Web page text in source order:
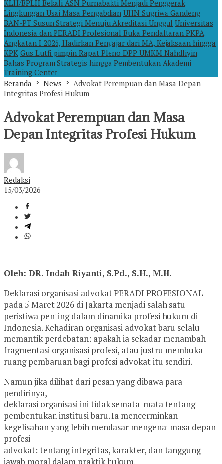
KLH/BPLH Bekali ASN Purnabakti Menjadi Penggerak
Lingkungan Usai Masa Pengabdian UHN Sugriwa Gandeng
BAN-PT Susun Strategi Menuju Akreditasi Unggul Universitas
Indonesia dan PERADI Profesional Buka Pendaftaran PKPA
Angkatan I 2026, Hadirkan Pengajar dari MA, Kejaksaan hingga
KPK Gus Lutfi pimpin Rapat Pleno DPP UMKM Nahdliyin
Bahas Program Strategis hingga Pembentukan Akademi
Training Center
Beranda
News
Advokat Perempuan dan Masa Depan
Integritas Profesi Hukum
Advokat Perempuan dan Masa
Depan Integritas Profesi Hukum
Redaksi
15/03/2026
Oleh: DR. Indah Riyanti, S.Pd., S.H., M.H.
Deklarasi organisasi advokat PERADI PROFESIONAL
pada 5 Maret 2026 di Jakarta menjadi salah satu
peristiwa penting dalam dinamika profesi hukum di
Indonesia. Kehadiran organisasi advokat baru selalu
memantik perdebatan: apakah ia sekadar menambah
fragmentasi organisasi profesi, atau justru membuka
ruang pembaruan bagi profesi advokat itu sendiri.
Namun jika dilihat dari pesan yang dibawa para
pendirinya,
deklarasi organisasi ini tidak semata-mata tentang
pembentukan institusi baru. Ia mencerminkan
kegelisahan yang lebih mendasar mengenai masa depan
profesi
advokat: tentang integritas, karakter, dan tanggung
jawab moral dalam praktik hukum.